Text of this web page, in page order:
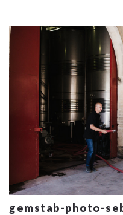
gemstab-photo-